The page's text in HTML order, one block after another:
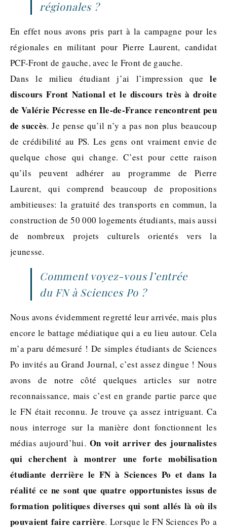
régionales ?
En effet nous avons pris part à la campagne pour les
régionales en militant pour Pierre Laurent, candidat
PCF-Front de gauche, avec le Front de gauche.
Dans le milieu étudiant j’ai l’impression quele
discours Front National et le discours très à droite
de Valérie Pécresse en Ile-de-France rencontrent peu
de succès. Je pense qu’il n’y a pas non plus beaucoup
de crédibilité au PS. Les gens ont vraiment envie de
quelque chose qui change. C’est pour cette raison
qu’ils peuvent adhérer au programme de Pierre
Laurent, qui comprend beaucoup de propositions
ambitieuses: la gratuité des transports en commun, la
construction de 50 000 logements étudiants, mais aussi
de nombreux projets culturels orientés vers la
jeunesse.
Comment voyez-vous l’entrée
du FN à Sciences Po ?
Nous avons évidemment regretté leur arrivée, mais plus
encore le battage médiatique qui a eu lieu autour. Cela
m’a paru démesuré ! De simples étudiants de Sciences
Po invités au Grand Journal, c’est assez dingue ! Nous
avons de notre côté quelques articles sur notre
reconnaissance, mais c’est en grande partie parce que
le FN était reconnu. Je trouve ça assez intriguant. Ca
nous interroge sur la manière dont fonctionnent les
médias aujourd’hui. On voit arriver des journalistes
qui cherchent à montrer une forte mobilisation
étudiante derrière le FN à Sciences Po et dans la
réalité ce ne sont que quatre opportunistes issus de
formation politiques diverses qui sont allés là où ils
pouvaient faire carrière. Lorsque le FN Sciences Po a